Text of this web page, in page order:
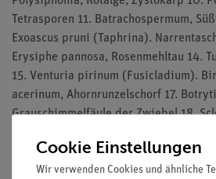
Tetrasporen 11. Batrachospermum,
Exoascus pruni (Taphrina).
Erysiphe pannosa, Rosenmehltau 14.
15. Venturia pirinum (Fusicladium).
acerinum, Ahornrunzelschorf 17.
Grauschimmelfäule der Zwiebel 18.
längs 20. Mnium, Archegonienstand,
Urfarn, Stamm quer 22. Lycopodium,
Cookie Einstellungen
Wir verwenden Cookies und ähnliche